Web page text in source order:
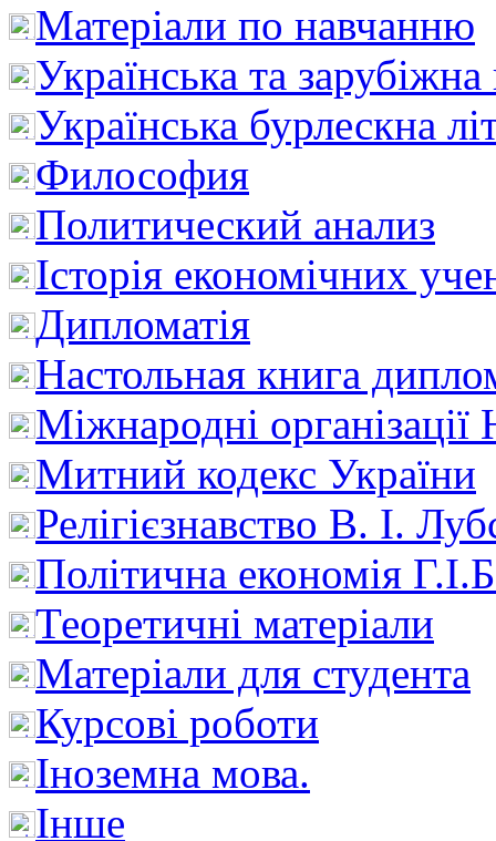
Матеріали по навчанню
Українська та зарубіжна
Українська бурлескна
Философия
Политический анализ
Історія економічних
Дипломатія
Настольная книга
Міжнародні
Митний кодекс України
Релігієзнавство В. І.
Політична економія
Теоретичні матеріали
Матеріали для студента
Курсові роботи
Іноземна мова.
Інше